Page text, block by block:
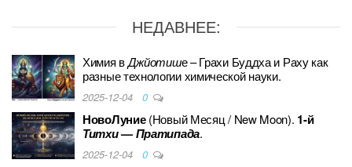
НЕДАВНЕЕ:
Химия вДжйотише – Грахи Буддха и Раху как
разные технологии химической науки.
2025-12-04 0
НовоЛуние(Новый Месяц / New Moon). 1-й
Титхи—Пратипада.
2025-12-04 0